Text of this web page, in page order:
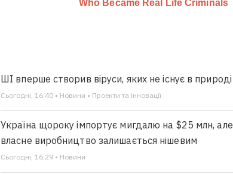
ШІ вперше створив віруси, яких не існує в природі
Сьогодні, 16:40 • Новини • Проекти та інновації
Україна щороку імпортує мигдалю на $25 млн, але
власне виробництво залишається нішевим
Сьогодні, 16:29 • Новини